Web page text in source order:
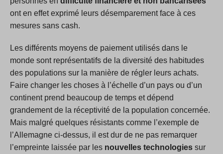
ont en effet exprimé leurs désemparement face à ces
mesures sans cash.
Les différents moyens de paiement utilisés dans le
monde sont représentatifs de la diversité des habitudes
des populations sur la manière de régler leurs achats.
Faire changer les choses à l’échelle d’un pays ou d’un
continent prend beaucoup de temps et dépend
grandement de la réceptivité de la population concernée.
Mais malgré quelques résistants comme l’exemple de
l’Allemagne ci-dessus, il est dur de ne pas remarquer
l’empreinte laissée par les nouvelles technologies sur